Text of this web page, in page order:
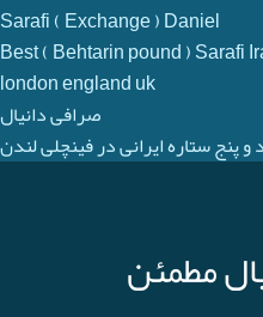
Sarafi ( Exchange ) Daniel
Best ( Behtarin pound ) Sarafi
london england uk
صرافی دانیال
پنج ستاره ایرانی در فینچلی لندن
مطمئن